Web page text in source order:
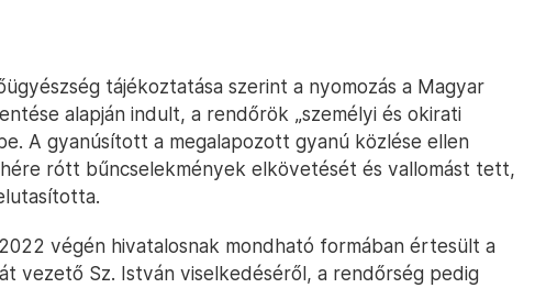
tájékoztatása szerint a nyomozás a Magyar
alapján indult, a rendőrök „személyi és okirati
A gyanúsított a megalapozott gyanú közlése ellen
rótt bűncselekmények elkövetését és vallomást tett,
végén hivatalosnak mondható formában értesült a
vezető Sz. István viselkedéséről, a rendőrség pedig